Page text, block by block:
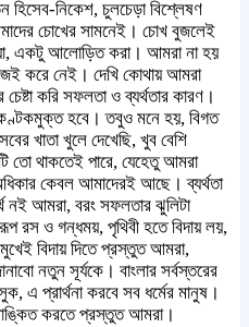
হিসেব-নিকেশ, চুলচেড়া বিশ্লেষণ
চোখের সামনেই। চোখ বুজলেই
একটু আলোড়িত করা। আমরা না হয়
করে নেই। দেখি কোথায় আমরা
করি সফলতা ও ব্যর্থতার কারণ।
হবে। তবুও মনে হয়, বিগত
খাতা খুলে দেখেছি, খুব বেশি
তো থাকতেই পারে, যেহেতু আমরা
কেবল আমাদেরই আছে। ব্যর্থতা
নই আমরা, বরং সফলতার ঝুলিটা
রস ও গন্ধময়, পৃথিবী হতে বিদায় লয়,
বিদায় দিতে প্রস্তুত আমরা,
নতুন সূর্যকে। বাংলার সর্বস্তরের
প্রার্থনা করবে সব ধর্মের মানুষ।
করতে প্রস্তুত আমরা।